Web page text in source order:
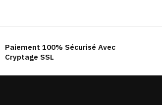
Paiement 100% Sécurisé Avec
Cryptage SSL